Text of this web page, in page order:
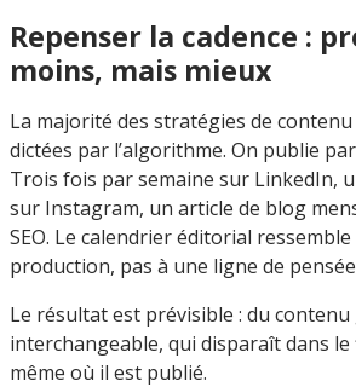
Repenser la cadence :
moins, mais mieux
La majorité des stratégies de
dictées par l’algorithme. On publie
Trois fois par semaine sur LinkedIn,
sur Instagram, un article de blog
SEO. Le calendrier éditorial
production, pas à une ligne de
Le résultat est prévisible : du
interchangeable, qui disparaît dans
même où il est publié.